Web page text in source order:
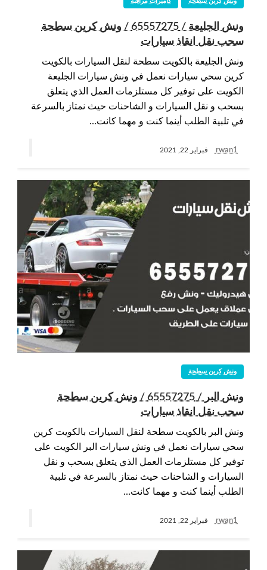
ونش الجليعة / 65557275 / ونش كرين سطحة
سحب نقل انقاذ سيارات
ونش الجليعة بالكويت سطحة لنقل السيارات بالكويت
كرين سحي سيارات نعمل في ونش سيارات الجليعة
الكويت على توفير كل مستلزمات العمل الذي يتعلق
بسحب و نقل السيارات و الشاحنات حيث نمتاز بالسرعة
في تلبية الطلب أينما كنت و مهما كانت…
rwan1 فبراير 22, 2021
ونش كرين سطحة
ونش البر / 65557275 / ونش كرين سطحة
سحب نقل انقاذ سيارات
ونش البر بالكويت سطحة لنقل السيارات بالكويت كرين
سحي سيارات نعمل في ونش سيارات البر الكويت على
توفير كل مستلزمات العمل الذي يتعلق بسحب و نقل
السيارات و الشاحنات حيث نمتاز بالسرعة في تلبية
الطلب أينما كنت و مهما كانت…
rwan1 فبراير 22, 2021